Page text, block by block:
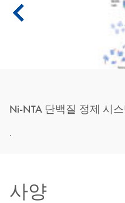
Ni-NTA 단백질 정제 시
.
사양